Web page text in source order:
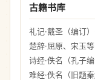
古籍书库
礼记·戴圣（编订）
楚辞·屈原、宋玉
诗经·佚名（孔子编
难经·佚名（旧题